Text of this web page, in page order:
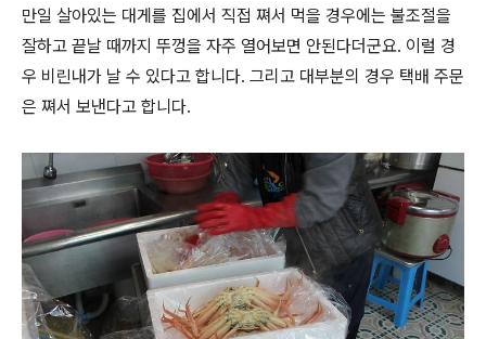
만일 살아있는 대게를 집에서 직접 쪄서 먹을 경우에는 불조절을
잘하고 끝날 때까지 뚜껑을 자주 열어보면 안된다더군요. 이럴 경
우 비린내가 날 수 있다고 합니다. 그리고 대부분의 경우 택배 주문
은 쪄서 보낸다고 합니다.